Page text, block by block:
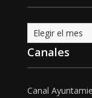
Archivo
Canales
Canal